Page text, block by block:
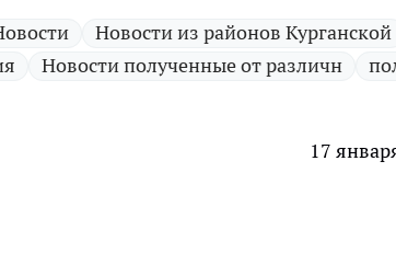
Новости из районов Курганской
Новости полученные от различн
17